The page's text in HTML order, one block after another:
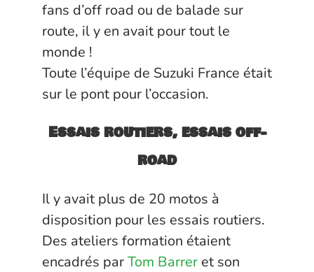
fans d’off road ou de balade sur
route, il y en avait pour tout le
monde !
Toute l’équipe de Suzuki France était
sur le pont pour l’occasion.
Essais routiers, essais off-
road
Il y avait plus de 20 motos à
disposition pour les essais routiers.
Des ateliers formation étaient
encadrés parTom Barrer et son